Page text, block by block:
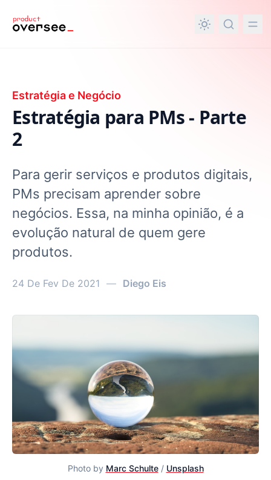
principal
Estratégia e Negócio
Estratégia para PMs - Parte
2
Para gerir serviços e produtos digitais,
PMs precisam aprender sobre
negócios. Essa, na minha opinião, é a
evolução natural de quem gere
produtos.
24 De Fev De 2021 — Diego Eis
Photo by Marc Schulte/ Unsplash